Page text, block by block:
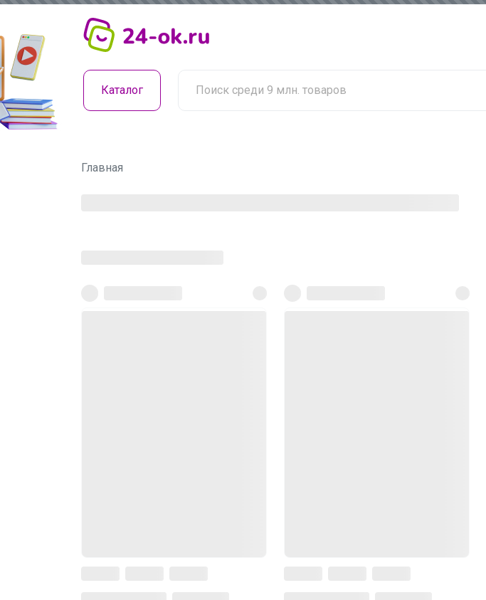
Каталог
Главная